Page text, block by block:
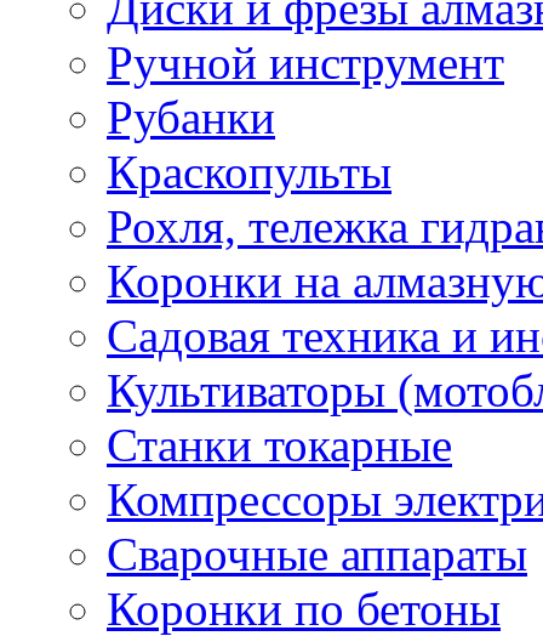
Ручной инструмент
Рубанки
Краскопульты
Рохля, тележка
Коронки на
Садовая техника и
Культиваторы
Станки токарные
Компрессоры
Сварочные аппараты
Коронки по бетоны